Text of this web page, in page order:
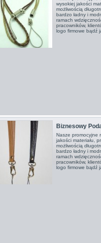
wysokiej jakości
możliwością
bardzo ładny i
ramach
pracowników,
logo firmowe bądź
Biznesowy
Nasze promocyjne
jakości materiału,
możliwością
bardzo ładny i
ramach
pracowników,
logo firmowe bądź